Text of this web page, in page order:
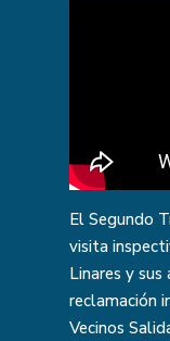
El Segundo
visita
Linares y
reclamación
Vecinos